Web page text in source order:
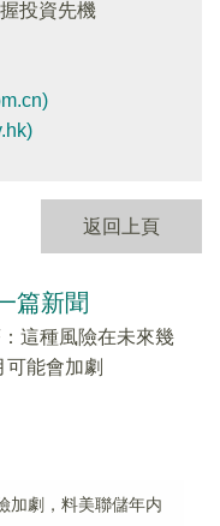
投資先機
返回上頁
篇新聞
：這種風險在未來幾
可能會加劇
加劇，料美聯儲年内